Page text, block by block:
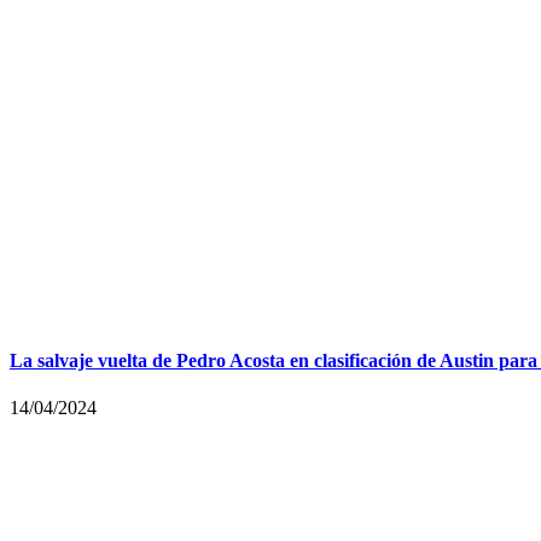
La salvaje vuelta de Pedro Acosta en clasificación de Austin
14/04/2024